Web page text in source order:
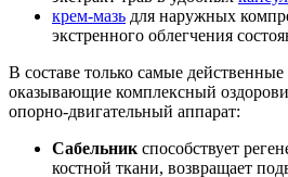
крем-мазь для наружных
экстренного облегчения
В составе только самые
оказывающие комплексный
опорно-двигательный аппарат:
Сабельник способствует
костной ткани, возвращает